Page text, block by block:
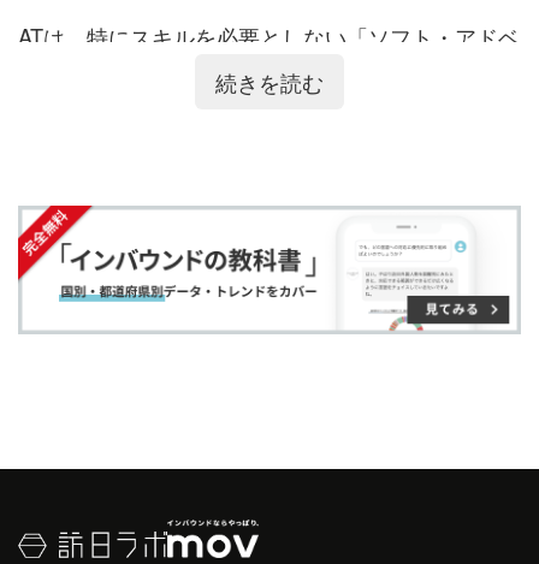
ェ
ェ
マ
ー
追
加
読
す
ATは、特にスキルを必要としない「ソフト・アドベ
」、相応の知識とスキルを必要とする「
ード・アドベンチャー 」、特定の目的を有する「
イキング、キャンピング、文化
などが
アドベンチャーに分類されます。
続きを読む